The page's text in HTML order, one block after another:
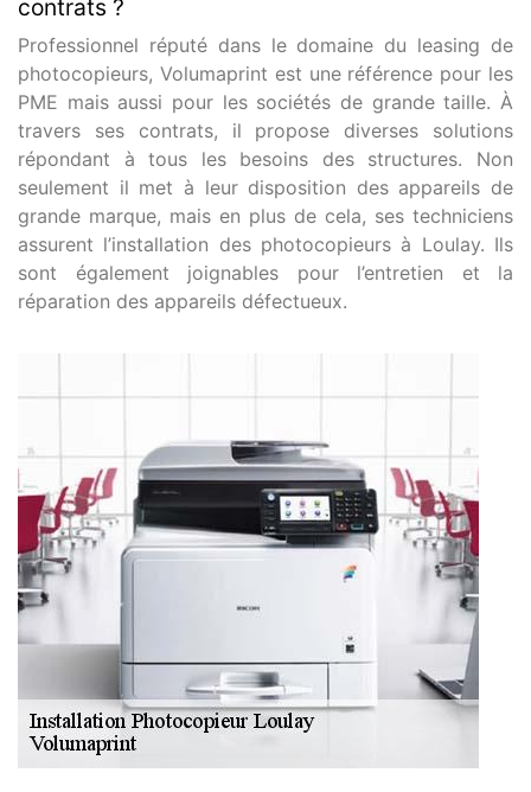
contrats ?
Professionnel réputé dans le domaine du leasing de
photocopieurs, Volumaprint est une référence pour les
PME mais aussi pour les sociétés de grande taille. À
travers ses contrats, il propose diverses solutions
répondant à tous les besoins des structures. Non
seulement il met à leur disposition des appareils de
grande marque, mais en plus de cela, ses techniciens
assurent l’installation des photocopieurs à Loulay. Ils
sont également joignables pour l’entretien et la
réparation des appareils défectueux.